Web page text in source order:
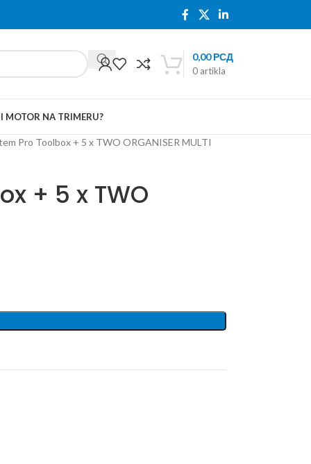
0 artikla
0,00РСД
MOTOR NA TRIMERU?
Pro Toolbox + 5 x TWO ORGANISER MULTI
+ 5 x TWO